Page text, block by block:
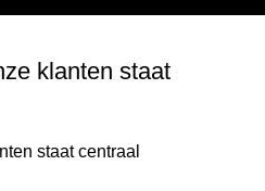
klanten staat
staat centraal